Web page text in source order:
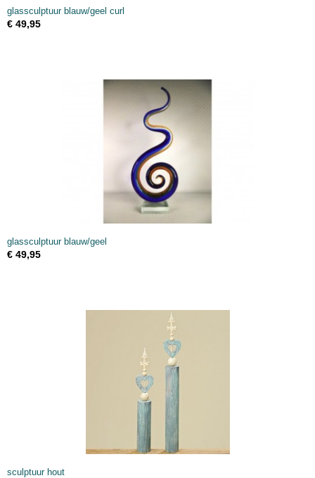
glassculptuur blauw/geel curl
€ 49,95
glassculptuur blauw/geel
€ 49,95
sculptuur hout